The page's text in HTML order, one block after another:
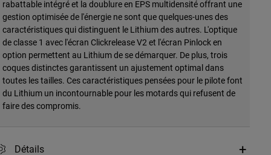
rabattable intégré et la doublure en EPS multidensité offrant une
gestion optimisée de l'énergie ne sont que quelques-unes des
caractéristiques qui distinguent le Lithium des autres. L'optique
de classe 1 avec l'écran Clickrelease V2 et l'écran Pinlock en
option permettent au Lithium de se démarquer. De plus, trois
coques distinctes garantissent un ajustement optimal dans
toutes les tailles. Ces caractéristiques pensées pour le pilote font
du Lithium un incontournable pour les motards qui refusent de
faire des compromis.
Détails